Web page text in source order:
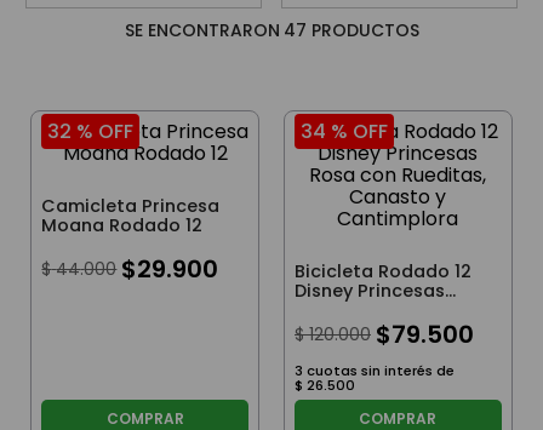
4.
monopatin
47 PRODUCTOS
32 % OFF
Camicleta Princesa
Moana Rodado 12
$ 44.000 $29.900
COMPRAR
34 % OFF
Bicicleta Rodado 12
Disney Princesas
Rosa con Rueditas,
Canasto y
Cantimplora
$ 120.000 $79.500
3 cuotas sin interés de
$ 26.500
COMPRAR